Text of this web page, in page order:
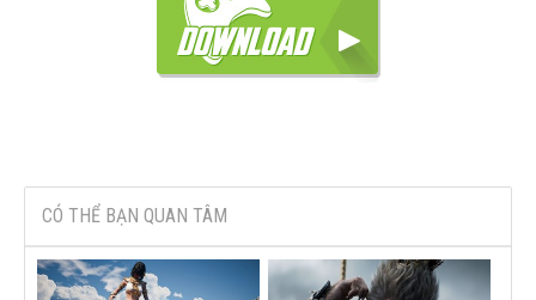
CÓ THỂ BẠN QUAN TÂM